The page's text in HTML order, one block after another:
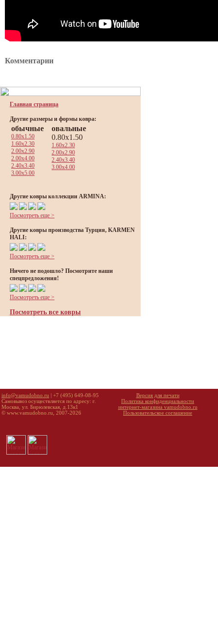
Комментарии
Главная страница
Другие размеры и формы ковра:
обычные
0.80x1.50
1.60x2.30
2.00x2.90
2.00x4.00
2.40x3.40
3.00x5.00
овальные
0.80x1.50
1.60x2.30
2.00x2.90
2.40x3.40
3.00x4.00
Другие ковры коллекции ARMINA:
Посмотреть еще >
Другие ковры производства Турция, KARMEN
HALI:
Посмотреть еще >
Ничего не подошло? Посмотрите наши
спецпредложения!
Посмотреть еще >
Посмотреть все ковры
info@vamudobno.ru | +7 (495) 649-08-95
Самовывоз осуществляется по адресу: г.
Москва, ул. Бирюлевская, д.13к1
© www.vamudobno.ru, 2007-2026
Версия для печати
Политика конфиденциальности
интернет-магазина vamudobno.ru
Пользовательское соглашение